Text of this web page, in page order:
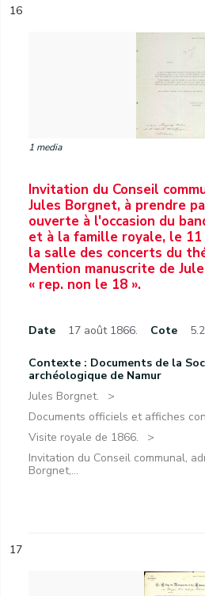
16
1 media
Invitation du Conseil
Jules Borgnet, à prendre
ouverte à l'occasion du
et à la famille royale, le
la salle des concerts du
Mention manuscrite de
« rep. non le 18 ».
Date 17 août 1866. Cote
Contexte : Documents de la
archéologique de Namur
Jules Borgnet.
Documents officiels et affiches
Visite royale de 1866.
Invitation du Conseil communal,
Borgnet,...
17